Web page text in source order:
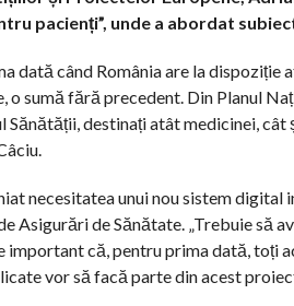
pacienți”, unde a abordat
dată când România are la
o sumă fără precedent. Din Planul
destinați atât medicinei,
necesitatea unui nou sistem
Asigurări de Sănătate. „Trebuie să
important că, pentru prima dată, toți
vor să facă parte din acest